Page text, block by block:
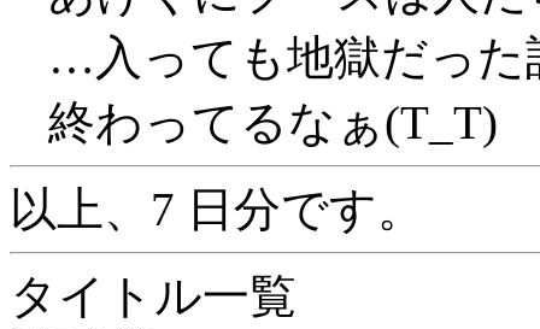
…入っても地獄だった
終わってるなぁ(T_T)
以上、7 日分です。
タイトル一覧